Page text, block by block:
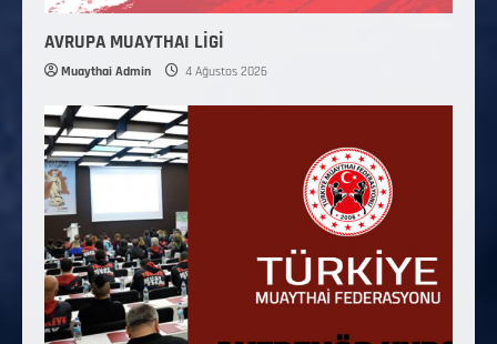
AVRUPA MUAYTHAI LİGİ
Muaythai Admin 4 Ağustos 2026